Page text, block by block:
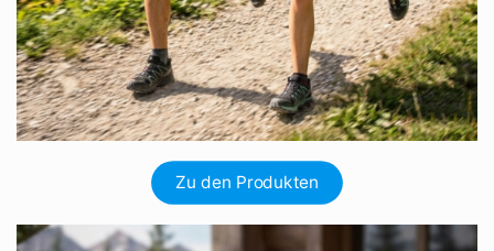
Zu den Produkten